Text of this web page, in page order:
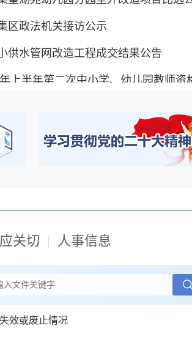
关切 人事信息
效或废止情况